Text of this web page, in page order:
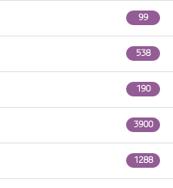
99
538
190
3900
1288